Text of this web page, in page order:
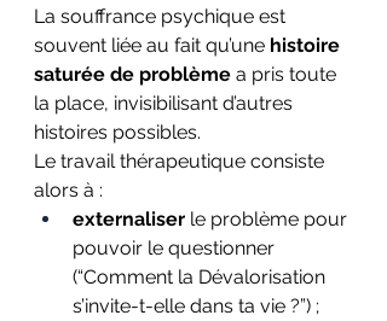
La souffrance psychique est
souvent liée au fait qu’une histoire
saturée de problème a pris toute
la place, invisibilisant d’autres
histoires possibles.
Le travail thérapeutique consiste
alors à :
externaliser le problème pour
pouvoir le questionner
(“Comment la Dévalorisation
s’invite-t-elle dans ta vie ?”) ;